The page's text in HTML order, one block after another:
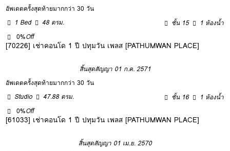
อัพเดตครั้งสุดท้ายมากกว่า 30 วัน
1 Bed
48 ตรม. ชั้น 15
1 ห้องน้ำ
0%Off
[70226] เช่าคอนโด 1 ปี ปทุมวัน เพลส [PATHUMWAN PLACE]
สิ้นสุดสัญญา 01 ก.ค. 2571
อัพเดตครั้งสุดท้ายมากกว่า 30 วัน
Studio
47.88 ตรม. ชั้น 16
1 ห้องน้ำ
0%Off
[61033] เช่าคอนโด 1 ปี ปทุมวัน เพลส [PATHUMWAN PLACE]
สิ้นสุดสัญญา 01 เม.ย. 2570